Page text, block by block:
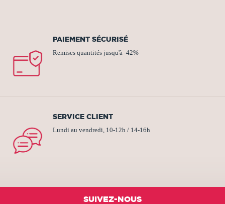
PAIEMENT SÉCURISÉ
Remises quantités jusqu'à -42%
SERVICE CLIENT
Lundi au vendredi, 10-12h / 14-16h
SUIVEZ-NOUS